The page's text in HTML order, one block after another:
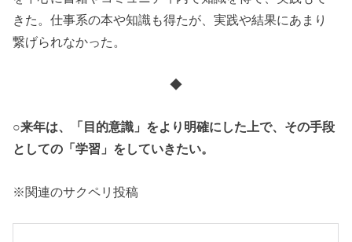
きた。仕事系の本や知識も得たが、実践や結果にあまり
繋げられなかった。
◆
○来年は、「目的意識」をより明確にした上で、その手段
としての「学習」をしていきたい。
※関連のサクペリ投稿